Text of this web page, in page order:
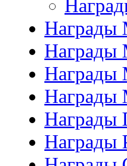
Награды
Награды
Награды
Награды
Награды